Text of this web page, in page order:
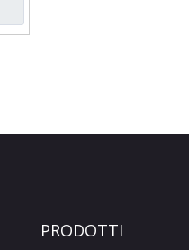
PRODOTTI